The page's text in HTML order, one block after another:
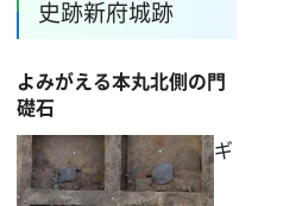
史跡新府城跡
よみがえる本丸北側の門
礎石
ギ